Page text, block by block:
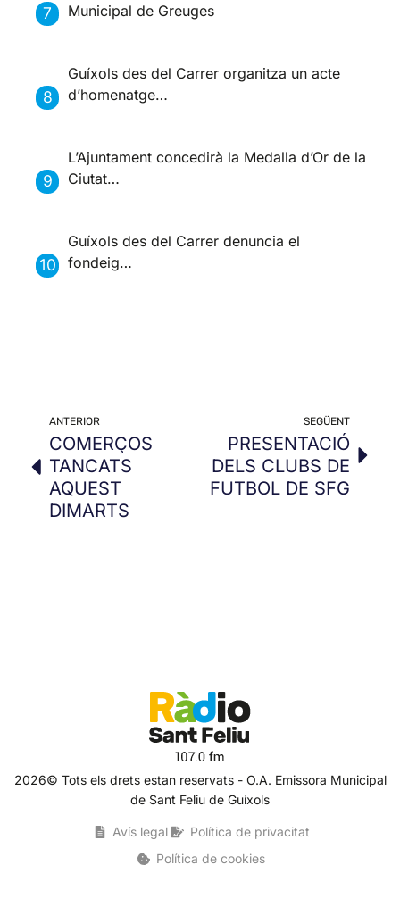
Municipal de Greuges
Guíxols des del Carrer organitza un acte
d’homenatge…
L’Ajuntament concedirà la Medalla d’Or de la
Ciutat…
Guíxols des del Carrer denuncia el
fondeig…
ANTERIOR
COMERÇOS
TANCATS
AQUEST
DIMARTS
SEGÜENT
PRESENTACIÓ
DELS CLUBS DE
FUTBOL DE SFG
2026© Tots els drets estan reservats - O.A. Emissora Municipal
de Sant Feliu de Guíxols
Avís legal
Política de privacitat
Política de cookies